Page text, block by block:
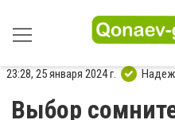
23:28, 25 января 2024 г.
Выбор